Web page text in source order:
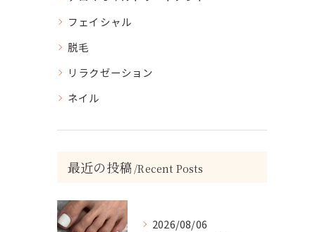
フェイシャル
脱毛
リラクゼーション
ネイル
最近の投稿 Recent Posts
2026/08/06